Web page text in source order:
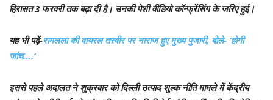
हिरासत 3 फरवरी तक बढ़ा दी है। उनकी पेशी वीडियो कॉन्फ्रेंसिंग के जरिए हुई।
यह भी पढ़ें-रामलला की वायरल तस्वीर पर नाराज हुए मुख्य पुजारी, बोले- ‘होगी
जांच….’
इससे पहले अदालत ने शुक्रवार को दिल्ली उत्पाद शुल्क नीति मामले में केंद्रीय